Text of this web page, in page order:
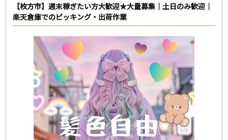
【枚方市】週末稼ぎたい方大歓迎★大量募集｜土日のみ歓迎｜
楽天倉庫でのピッキング・出荷作業
この条件のお仕事数
55 件
この条件で検索
全ての条件をクリア